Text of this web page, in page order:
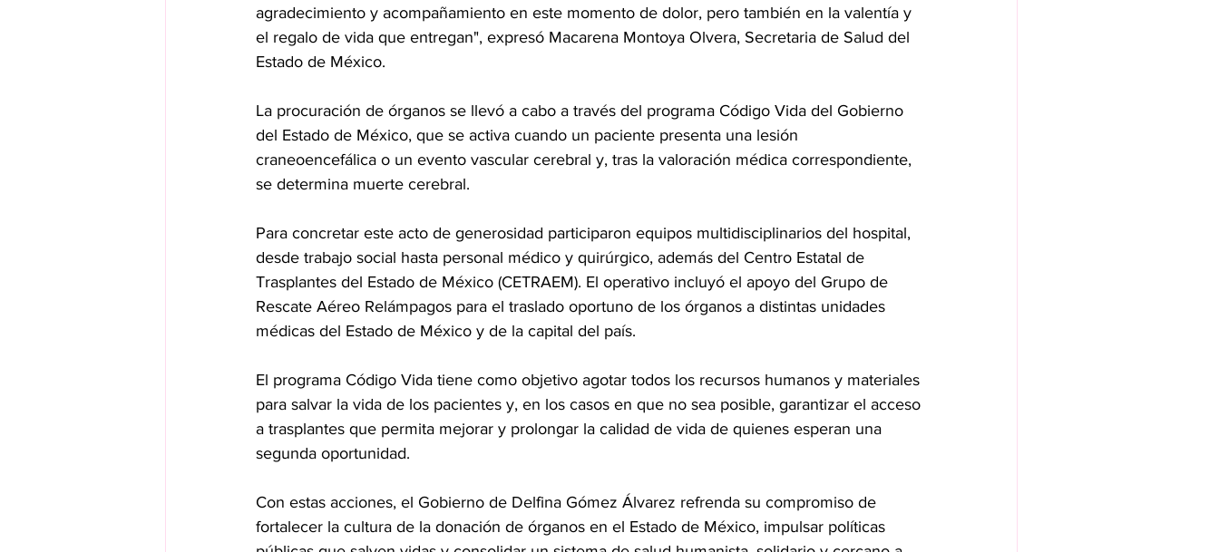
agradecimiento y acompañamiento en este momento de dolor, pero también en la valentía y
el regalo de vida que entregan", expresó Macarena Montoya Olvera, Secretaria de Salud del
Estado de México.
La procuración de órganos se llevó a cabo a través del programa Código Vida del Gobierno
del Estado de México, que se activa cuando un paciente presenta una lesión
craneoencefálica o un evento vascular cerebral y, tras la valoración médica correspondiente,
se determina muerte cerebral.
Para concretar este acto de generosidad participaron equipos multidisciplinarios del hospital,
desde trabajo social hasta personal médico y quirúrgico, además del Centro Estatal de
Trasplantes del Estado de México (CETRAEM). El operativo incluyó el apoyo del Grupo de
Rescate Aéreo Relámpagos para el traslado oportuno de los órganos a distintas unidades
médicas del Estado de México y de la capital del país.
El programa Código Vida tiene como objetivo agotar todos los recursos humanos y materiales
para salvar la vida de los pacientes y, en los casos en que no sea posible, garantizar el acceso
a trasplantes que permita mejorar y prolongar la calidad de vida de quienes esperan una
segunda oportunidad.
Con estas acciones, el Gobierno de Delfina Gómez Álvarez refrenda su compromiso de
fortalecer la cultura de la donación de órganos en el Estado de México, impulsar políticas